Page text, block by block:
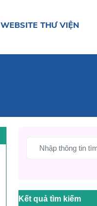
WEBSITE THƯ VIỆN
Kết quả tìm kiếm